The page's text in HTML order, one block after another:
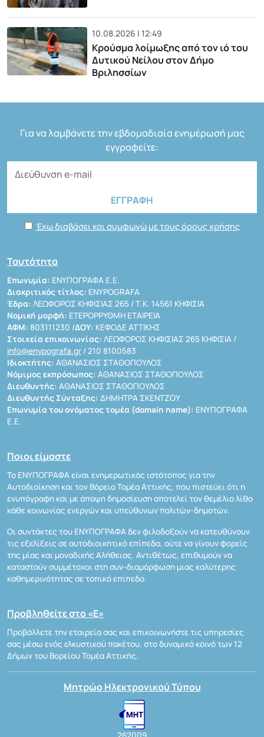
10.08.2026 | 12:49
Κρούσμα λοίμωξης από τον ιό του
Δυτικού Νείλου στον Δήμο
Βριλησσίων
Για να λαμβάνετε την εβδομαδιαία ενημέρωσή μας
εγγραφείτε:
Έχω διαβάσει και συμφωνώ με τους όρους χρήσης
Ταυτότητα
Επωνυμία: ΕΝΥΠΟΓΡΑΦΑ Ε.Ε.
Διακριτικός τίτλος: ENYPOGRAFA
Έδρα: ΛΕΩΦΟΡΟΣ ΚΗΦΙΣΙΑΣ 265 / Τ.Κ. 14561 ΚΗΦΙΣΙΑ
Νομική μορφή: ΕΤΕΡΟΡΡΥΘΜΗ ΕΤΑΙΡΕΙΑ
ΑΦΜ: 803111230 /ΔΟΥ: ΚΕΦΟΔΕ ΑΤΤΙΚΗΣ
Στοιχεία επικοινωνίας: ΛΕΩΦΟΡΟΣ ΚΗΦΙΣΙΑΣ 265 ΚΗΦΙΣΙΑ /
info@enypografa.gr / 210 8100583
Ιδιοκτήτης: ΑΘΑΝΑΣΙΟΣ ΣΤΑΘΟΠΟΥΛΟΣ
Νόμιμος εκπρόσωπος: ΑΘΑΝΑΣΙΟΣ ΣΤΑΘΟΠΟΥΛΟΣ
Διευθυντής: ΑΘΑΝΑΣΙΟΣ ΣΤΑΘΟΠΟΥΛΟΣ
Διευθυντής Σύνταξης: ΔΗΜΗΤΡΑ ΣΚΕΝΤΖΟΥ
Επωνυμία του ονόματος τομέα (domain name): ΕΝΥΠΟΓΡΑΦΑ
Ε.Ε.
Ποιοι είμαστε
Το ΕΝΥΠΟΓΡΑΦΑ είναι ενημερωτικός ιστότοπος για την
Αυτοδιοίκηση και τον Βόρειο Τομέα Αττικής, που πιστεύει ότι η
ενυπόγραφη και με άποψη δημοσίευση αποτελεί τον θεμέλιο λίθο
κάθε κοινωνίας ενεργών και υπεύθυνων πολιτών-δημοτών.
Οι συντάκτες του ΕΝΥΠΟΓΡΑΦΑ δεν φιλοδοξούν να κατευθύνουν
τις εξελίξεις σε αυτοδιοικητικό επίπεδο, ούτε να γίνουν φορείς
της μίας και μοναδικής Αλήθειας. Αντιθέτως, επιθυμούν να
καταστούν συμμέτοχοι στη συν-διαμόρφωση μιας καλύτερης
καθημερινότητας σε τοπικό επίπεδο.
Προβληθείτε στο «Ε»
Προβάλλετε την εταιρεία σας και επικοινωνήστε τις υπηρεσίες
σας μέσω ενός ελκυστικού πακέτου, στο δυναμικό κοινό των 12
Δήμων του Βορείου Τομέα Αττικής.
Μητρώο Ηλεκτρονικού Τύπου